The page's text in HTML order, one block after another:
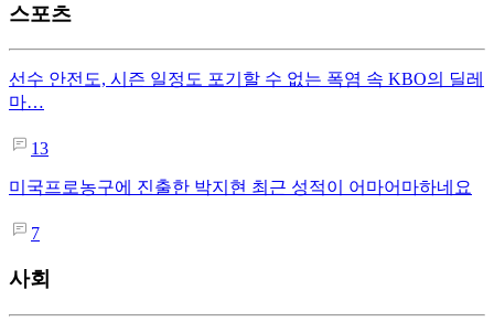
스포츠
선수 안전도, 시즌 일정도 포기할 수 없는 폭염 속 KBO의 딜레
마…
13
미국프로농구에 진출한 박지현 최근 성적이 어마어마하네요
7
사회